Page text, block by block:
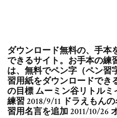
ダウンロード無料の、手本
できるサイト。お手本の練
は、無料でペン字（ペン習
習用紙をダウンロードでき
の目標 ムーミン谷リトル
練習 2018/9/11 ドラえもん
習用名言を追加 2011/10/26